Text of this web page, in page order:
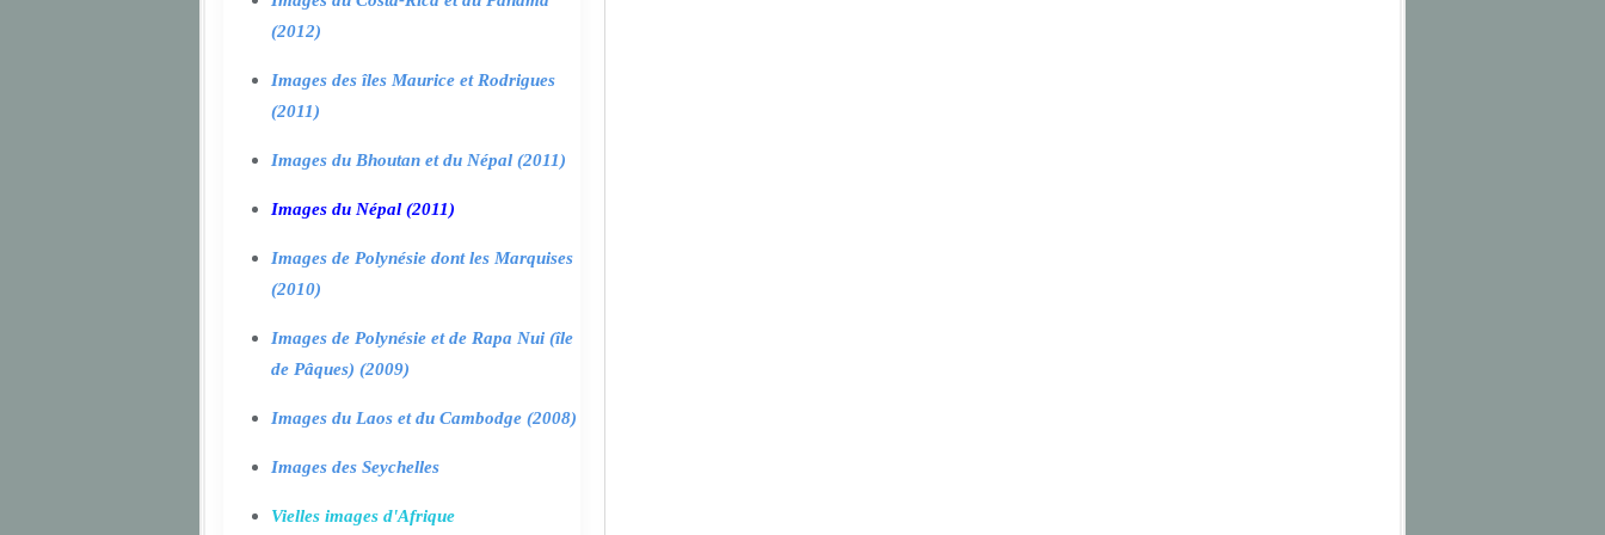
(2012)
Images des îles Maurice et Rodrigues
(2011)
Images du Bhoutan et du Népal (2011)
Images du Népal (2011)
Images de Polynésie dont les Marquises
(2010)
Images de Polynésie et de Rapa Nui (île
de Pâques) (2009)
Images du Laos et du Cambodge (2008)
Images des Seychelles
Vielles images d'Afrique